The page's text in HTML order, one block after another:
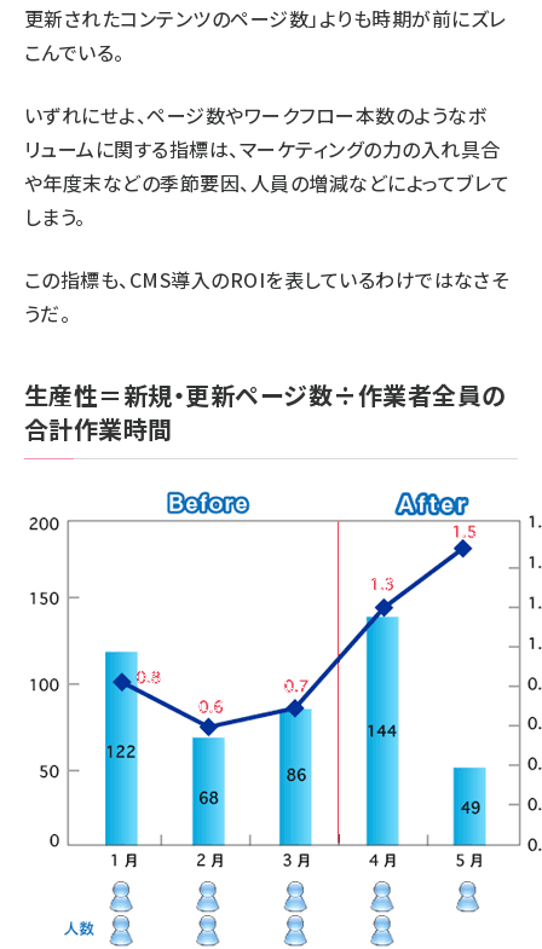
更新されたコンテンツのページ数」よりも時期が前にズレ
こんでいる。
いずれにせよ、ページ数やワークフロー本数のようなボ
リュームに関する指標は、マーケティングの力の入れ具合
や年度末などの季節要因、人員の増減などによってブレて
しまう。
この指標も、CMS導入のROIを表しているわけではなさそ
うだ。
生産性＝新規・更新ページ数÷作業者全員の
合計作業時間